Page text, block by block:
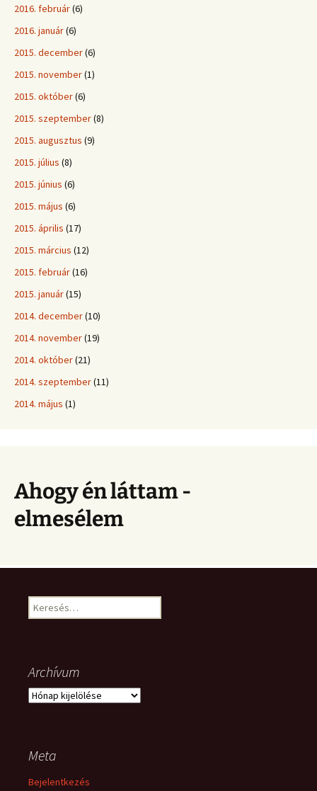
2016. február(6)
2016. január(6)
2015. december(6)
2015. november(1)
2015. október(6)
2015. szeptember(8)
2015. augusztus (9)
2015. július (8)
2015. június (6)
2015. május (6)
2015. április (17)
2015. március (12)
2015. február(16)
2015. január(15)
2014. december(10)
2014. november(19)
2014. október(21)
2014. szeptember(11)
2014. május (1)
Ahogy én láttam -
elmesélem
Keresés:
Archívum
Archívum
Meta
Bejelentkezés